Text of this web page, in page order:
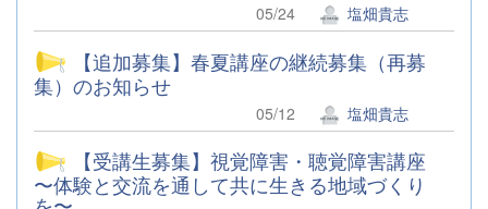
05/24 塩畑貴志
【追加募集】春夏講座の継続募集（再募
集）のお知らせ
05/12 塩畑貴志
【受講生募集】視覚障害・聴覚障害講座
〜体験と交流を通して共に生きる地域づくり